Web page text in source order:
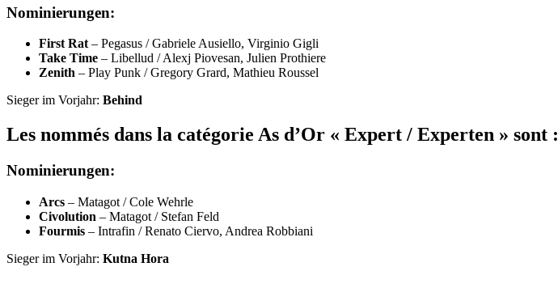
Nominierungen:
First Rat– Pegasus / Gabriele Ausiello, Virginio Gigli
Take Time – Libellud / Alexj Piovesan, Julien Prothiere
Zenith – Play Punk / Gregory Grard, Mathieu Roussel
Sieger im Vorjahr: Behind
Les nommés dans la catégorie As d’Or « Expert / Experten » sont :
Nominierungen:
Arcs – Matagot / Cole Wehrle
Civolution – Matagot / Stefan Feld
Fourmis – Intrafin / Renato Ciervo, Andrea Robbiani
Sieger im Vorjahr: Kutna Hora